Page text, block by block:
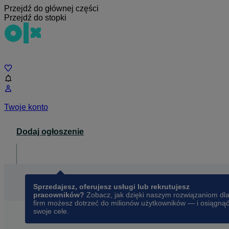
Przejdź do głównej części
Przejdź do stopki
Twoje konto
Dodaj ogłoszenie
Sprzedajesz, oferujesz usługi lub rekrutujesz
pracowników? Zobacz, jak dzięki naszym rozwiązaniom dla
firm możesz dotrzeć do milionów użytkowników — i osiągnąć
swoje cele.